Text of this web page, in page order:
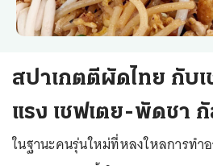
สปาเกตตีผัดไทย กับเ
แรง เชฟเตย-พัดชา
ในฐานะคนรุ่นใหม่ที่หลงใหลการทำ